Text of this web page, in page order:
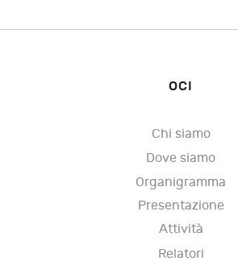
OCI
Chi siamo
Dove siamo
Organigramma
Presentazione
Attività
Relatori